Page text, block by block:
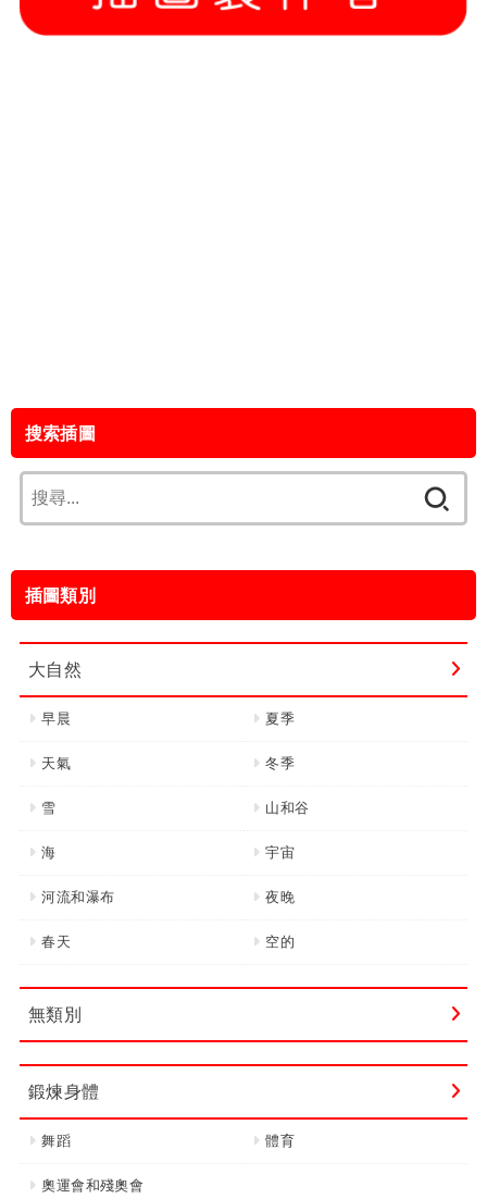
搜索插圖
尋
字:
插圖類別
大自然
早晨 夏季
天氣 冬季
雪 山和谷
海 宇宙
河流和瀑布 夜晚
春天 空的
無類別
鍛煉身體
舞蹈 體育
奧運會和殘奧會